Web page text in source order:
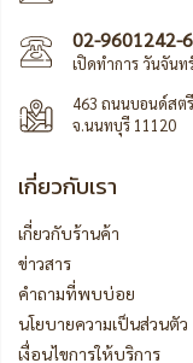
02-9601242-6
เปิดทำการ วันจันท
463 ถนนบอนด์สต
จ.นนทบุรี 11120
เกี่ยวกับเรา
เกี่ยวกับร้านค้า
ข่าวสาร
คำถามที่พบบ่อย
นโยบายความเป็นส่วนตัว
เงื่อนไขการให้บริการ